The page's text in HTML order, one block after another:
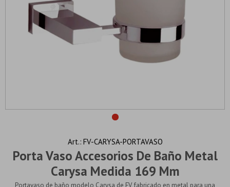
Porta Vaso Accesorios De Baño Metal
Carysa Medida 169 Mm
FV-CARYSA-PORTAVASO
Portavaso de baño modelo Carysa de FV, fabricado en metal para una